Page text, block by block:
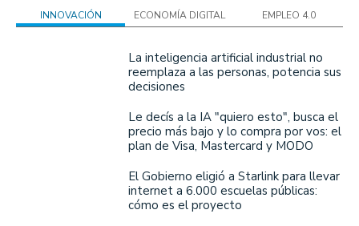
INNOVACIÓN ECONOMÍA DIGITAL EMPLEO 4.0
La inteligencia artificial industrial no
reemplaza a las personas, potencia sus
decisiones
Le decís a la IA "quiero esto", busca el
precio más bajo y lo compra por vos: el
plan de Visa, Mastercard y MODO
El Gobierno eligió a Starlink para llevar
internet a 6.000 escuelas públicas:
cómo es el proyecto